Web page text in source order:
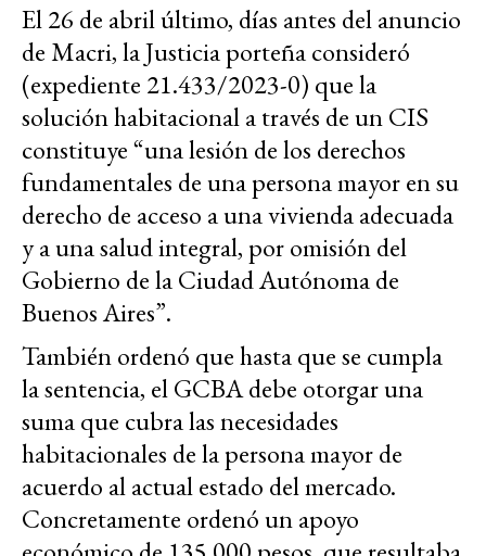
El 26 de abril último, días antes del anuncio
de Macri, la Justicia porteña consideró
(expediente 21.433/2023-0) que la
solución habitacional a través de un CIS
constituye “una lesión de los derechos
fundamentales de una persona mayor en su
derecho de acceso a una vivienda adecuada
y a una salud integral, por omisión del
Gobierno de la Ciudad Autónoma de
Buenos Aires”.
También ordenó que hasta que se cumpla
la sentencia, el GCBA debe otorgar una
suma que cubra las necesidades
habitacionales de la persona mayor de
acuerdo al actual estado del mercado.
Concretamente ordenó un apoyo